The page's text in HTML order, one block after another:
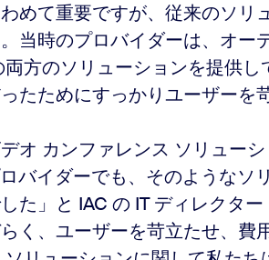
めて重要ですが、従来のソリ
当時のプロバイダーは、オー
方のソリューションを提供し
たためにすっかりユーザーを
オ カンファレンス ソリュー
バイダーでも、そのようなソ
た」と IAC の IT ディレクタ
く、ユーザーを苛立たせ、費